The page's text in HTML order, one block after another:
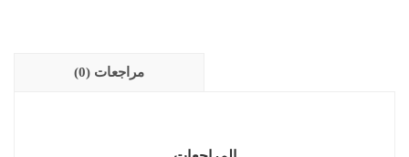
مراجعات (0)